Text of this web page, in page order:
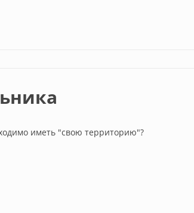
иметь "свою территорию"?